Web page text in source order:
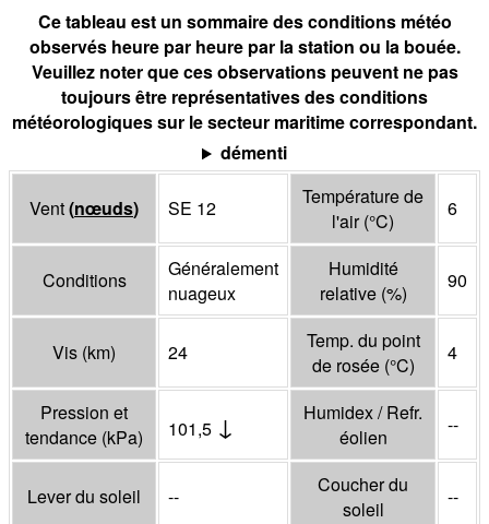
Ce tableau est un sommaire des conditions météo
observés heure par heure par la station ou la bouée.
Veuillez noter que ces observations peuvent ne pas
toujours être représentatives des conditions
météorologiques sur le secteur maritime correspondant.
démenti
Vent(nœuds) SE 12
Température de
l'air(°C)
6
Conditions
Généralement
nuageux
Humidité
relative (%)
90
Vis (km) 24
Temp. du point
de rosée (°C)
4
Pression et
tendance (kPa) 101,5 ↓
Humidex / Refr.
éolien
--
Lever du soleil --
Coucher du
soleil
--